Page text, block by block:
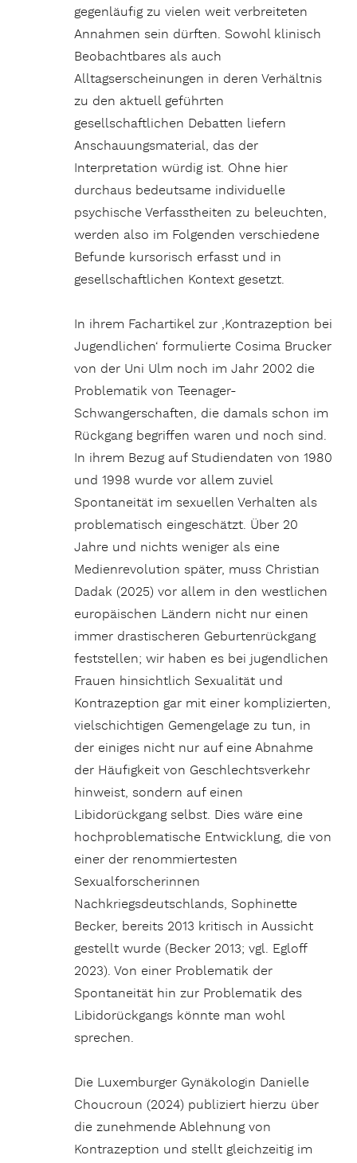
gegenläufig zu vielen weit verbreiteten
Annahmen sein dürften. Sowohl klinisch
Beobachtbares als auch
Alltagserscheinungen in deren Verhältnis
zu den aktuell geführten
gesellschaftlichen Debatten liefern
Anschauungsmaterial, das der
Interpretation würdig ist. Ohne hier
durchaus bedeutsame individuelle
psychische Verfasstheiten zu beleuchten,
werden also im Folgenden verschiedene
Befunde kursorisch erfasst und in
gesellschaftlichen Kontext gesetzt.
In ihrem Fachartikel zur ‚Kontrazeption bei
Jugendlichen‘ formulierte Cosima Brucker
von der Uni Ulm noch im Jahr 2002 die
Problematik von Teenager-
Schwangerschaften, die damals schon im
Rückgang begriffen waren und noch sind.
In ihrem Bezug auf Studiendaten von 1980
und 1998 wurde vor allem zuviel
Spontaneität im sexuellen Verhalten als
problematisch eingeschätzt. Über 20
Jahre und nichts weniger als eine
Medienrevolution später, muss Christian
Dadak (2025) vor allem in den westlichen
europäischen Ländern nicht nur einen
immer drastischeren Geburtenrückgang
feststellen; wir haben es bei jugendlichen
Frauen hinsichtlich Sexualität und
Kontrazeption gar mit einer komplizierten,
vielschichtigen Gemengelage zu tun, in
der einiges nicht nur auf eine Abnahme
der Häufigkeit von Geschlechtsverkehr
hinweist, sondern auf einen
Libidorückgang selbst. Dies wäre eine
hochproblematische Entwicklung, die von
einer der renommiertesten
Sexualforscherinnen
Nachkriegsdeutschlands, Sophinette
Becker, bereits 2013 kritisch in Aussicht
gestellt wurde (Becker 2013; vgl. Egloff
2023). Von einer Problematik der
Spontaneität hin zur Problematik des
Libidorückgangs könnte man wohl
sprechen.
Die Luxemburger Gynäkologin Danielle
Choucroun (2024) publiziert hierzu über
die zunehmende Ablehnung von
Kontrazeption und stellt gleichzeitig im